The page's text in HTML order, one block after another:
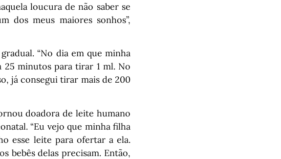
loucura de não saber se
dos meus maiores sonhos”,
“No dia em que minha
25 minutos para tirar 1 ml. No
já consegui tirar mais de 200
doadora de leite humano
“Eu vejo que minha filha
esse leite para ofertar a ela.
bebês delas precisam. Então,